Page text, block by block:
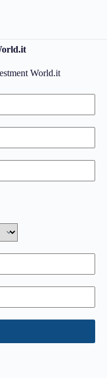
World.it